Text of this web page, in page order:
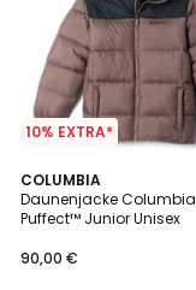
10% EXTRA*
COLUMBIA
Daunenjacke Columbia
Puffect™ Junior Unisex
90,00 €
3
Farben